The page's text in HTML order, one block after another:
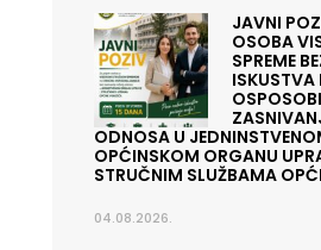
JAVNI
OSOBA
SPREME
ISKUSTVA
ODNOSA U
OPĆINSKOM ORGANU
STRUČNIM SLUŽBAMA
04.08.2026.